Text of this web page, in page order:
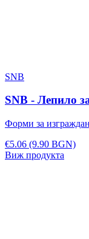
SNB
SNB - Лепило
Форми за
€5.06 (9.90 BGN)
Виж продукта